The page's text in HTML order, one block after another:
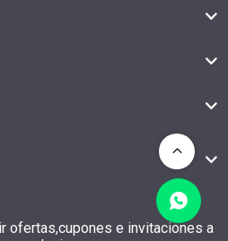
ofertas,cupones e invitaciones a